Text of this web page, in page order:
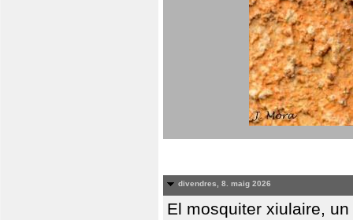
divendres, 8. maig 2026
El mosquiter xiulaire,